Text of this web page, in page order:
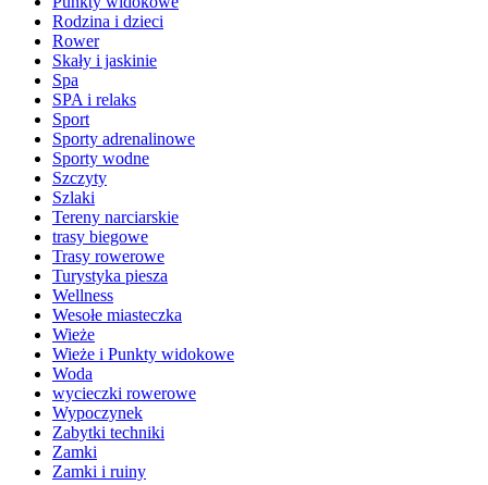
Rodzina i dzieci
Rower
Skały i jaskinie
Spa
SPA i relaks
Sport
Sporty adrenalinowe
Sporty wodne
Szczyty
Szlaki
Tereny narciarskie
trasy biegowe
Trasy rowerowe
Turystyka piesza
Wellness
Wesołe miasteczka
Wieże
Wieże i Punkty widokowe
Woda
wycieczki rowerowe
Wypoczynek
Zabytki techniki
Zamki
Zamki i ruiny